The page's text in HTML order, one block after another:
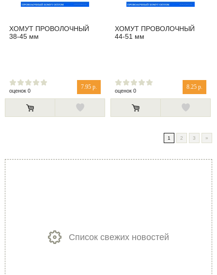
ХОМУТ ПРОВОЛОЧНЫЙ
38-45 мм
7.95 р.
оценок 0
ХОМУТ ПРОВОЛОЧНЫЙ
44-51 мм
8.25 р.
оценок 0
1 2 3 »
Список свежих новостей